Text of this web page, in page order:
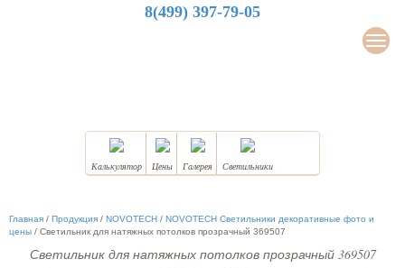
8(499) 397-79-05
Калькулятор Цены Галерея Светильники
Главная / Продукция / NOVOTECH / NOVOTECH Светильники декоративные фото и
цены / Светильник для натяжных потолков прозрачный 369507
Светильник для натяжных потолков прозрачный 369507